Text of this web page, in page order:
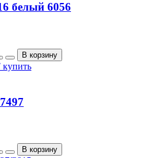
белый 6056